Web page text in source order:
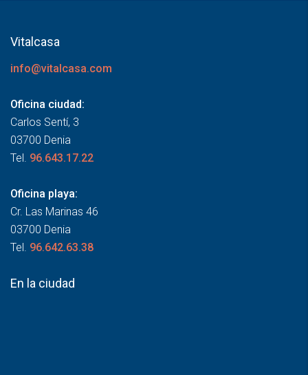
Vitalcasa
info@vitalcasa.com
Oficina ciudad:
Carlos Sentí, 3
03700 Denia
Tel. 96.643.17.22
Oficina playa:
Cr. Las Marinas 46
03700 Denia
Tel. 96.642.63.38
En la ciudad